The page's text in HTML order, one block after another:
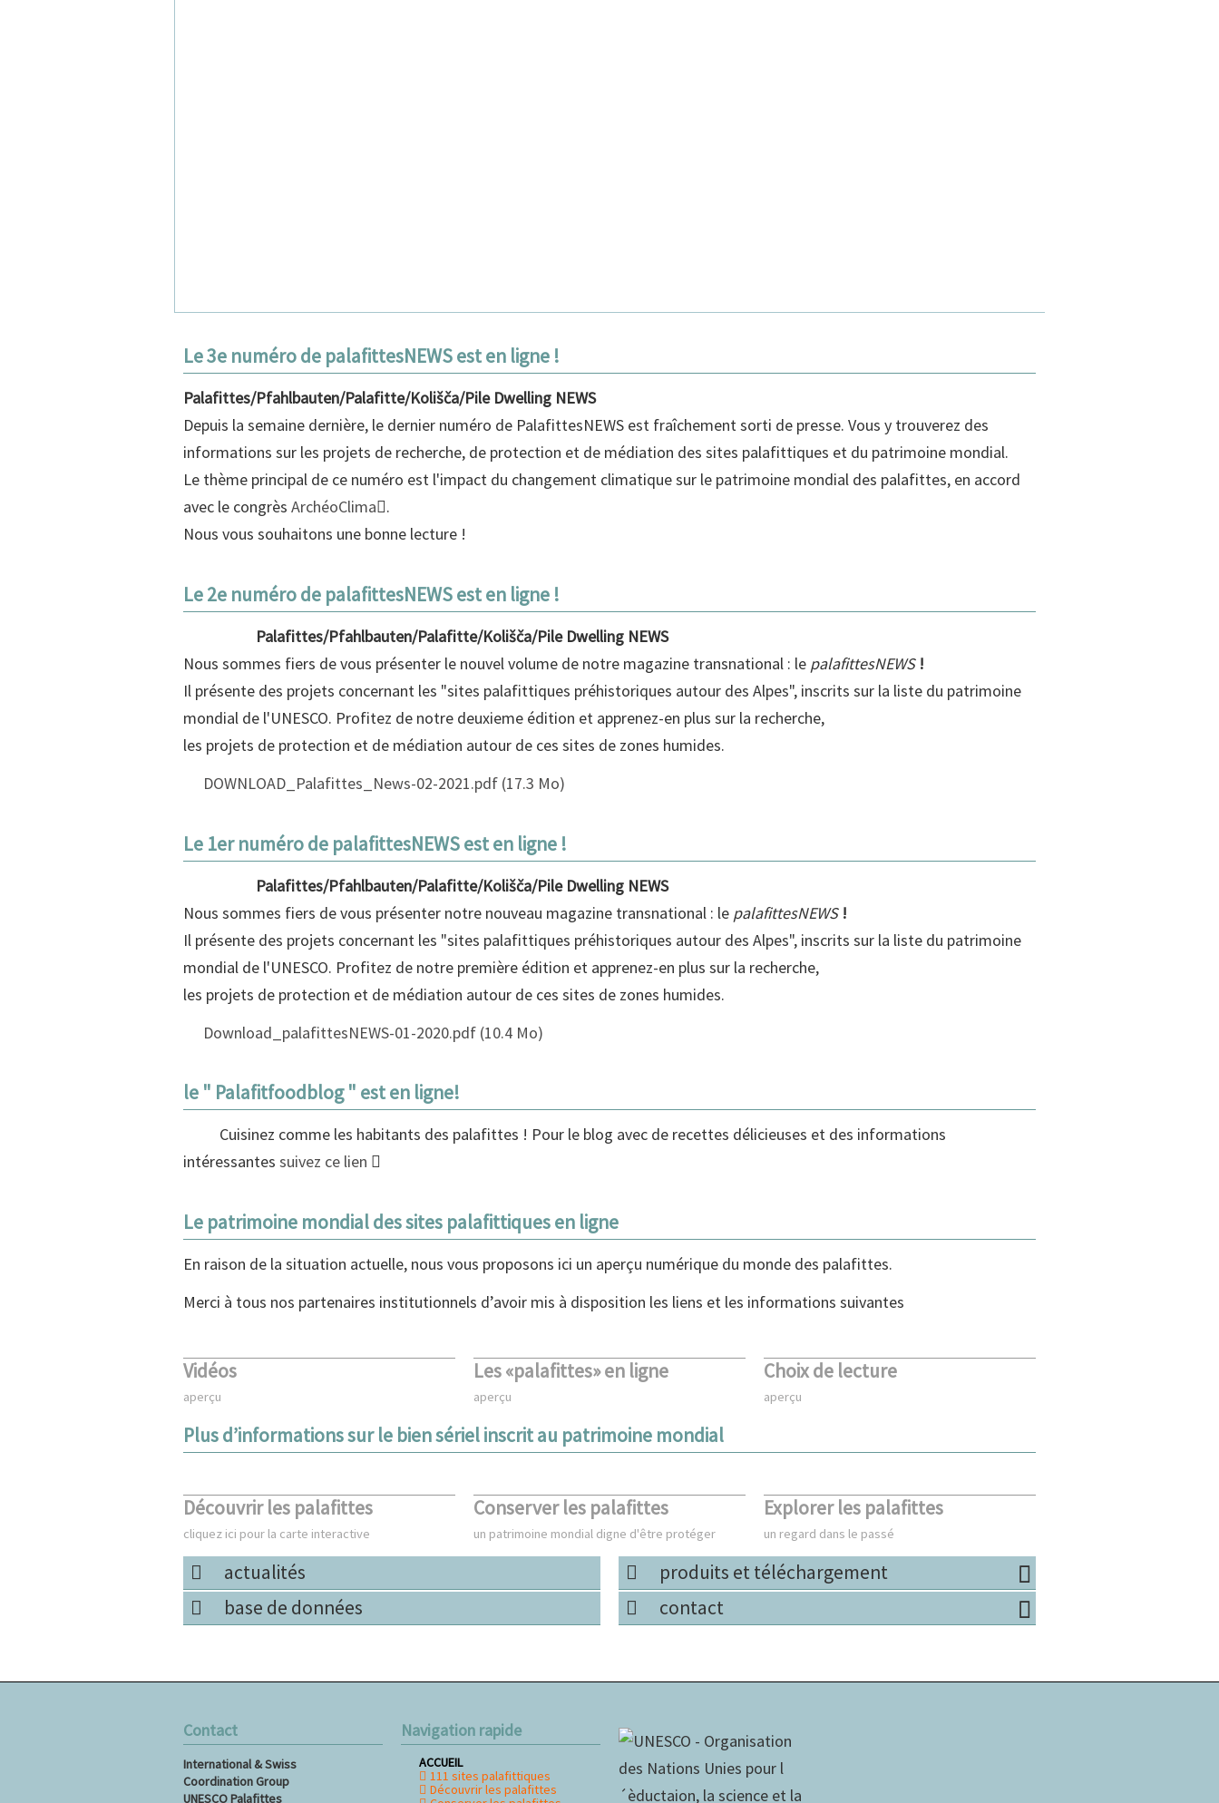
Le 3e numéro de palafittesNEWS est en ligne !
Palafittes/Pfahlbauten/Palafitte/Kolišča/Pile Dwelling NEWS
Depuis la semaine dernière, le dernier numéro de PalafittesNEWS est fraîchement sorti de presse. Vous y trouverez des
informations sur les projets de recherche, de protection et de médiation des sites palafittiques et du patrimoine mondial.
Le thème principal de ce numéro est l'impact du changement climatique sur le patrimoine mondial des palafittes, en accord
avec le congrès ArchéoClima .
Nous vous souhaitons une bonne lecture !
Le 2e numéro de palafittesNEWS est en ligne !
Palafittes/Pfahlbauten/Palafitte/Kolišča/Pile Dwelling NEWS
Nous sommes fiers de vous présenter le nouvel volume de notre magazine transnational : le palafittesNEWS!
Il présente des projets concernant les "sites palafittiques préhistoriques autour des Alpes", inscrits sur la liste du patrimoine
mondial de l'UNESCO. Profitez de notre deuxieme édition et apprenez-en plus sur la recherche,
les projets de protection et de médiation autour de ces sites de zones humides.
DOWNLOAD_Palafittes_News-02-2021.pdf (17.3 Mo)
Le 1er numéro de palafittesNEWS est en ligne !
Palafittes/Pfahlbauten/Palafitte/Kolišča/Pile Dwelling NEWS
Nous sommes fiers de vous présenter notre nouveau magazine transnational : le palafittesNEWS!
Il présente des projets concernant les "sites palafittiques préhistoriques autour des Alpes", inscrits sur la liste du patrimoine
mondial de l'UNESCO. Profitez de notre première édition et apprenez-en plus sur la recherche,
les projets de protection et de médiation autour de ces sites de zones humides.
Download_palafittesNEWS-01-2020.pdf (10.4 Mo)
le " Palafitfoodblog " est en ligne!
Cuisinez comme les habitants des palafittes ! Pour le blog avec de recettes délicieuses et des informations
intéressantes suivez ce lien
Le patrimoine mondial des sites palafittiques en ligne
En raison de la situation actuelle, nous vous proposons ici un aperçu numérique du monde des palafittes.
Merci à tous nos partenaires institutionnels d’avoir mis à disposition les liens et les informations suivantes
Vidéos
aperçu
Les «palafittes» en ligne
aperçu
Choix de lecture
aperçu
Plus d’informations sur le bien sériel inscrit au patrimoine mondial
Découvrir les palafittes
cliquez ici pour la carte interactive
Conserver les palafittes
un patrimoine mondial digne d'être protéger
Explorer les palafittes
un regard dans le passé
actualités
produits et téléchargement
base de données
contact
Contact
International & Swiss
Coordination Group
UNESCO Palafittes
Navigation rapide
Aller
contenu
ACCUEIL
111 sites palafittiques
Découvrir les palafittes